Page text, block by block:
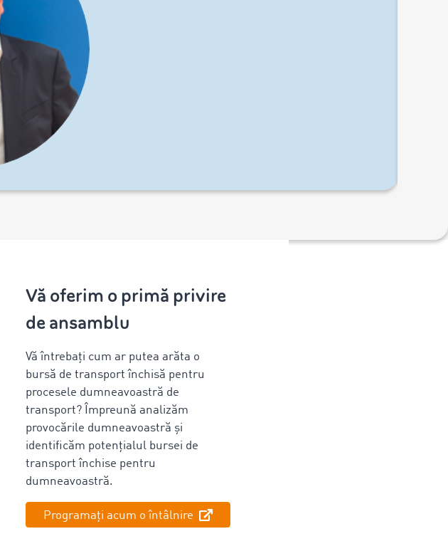
Vă oferim o primă privire
de ansamblu
Vă întrebați cum ar putea arăta o
bursă de transport închisă pentru
procesele dumneavoastră de
transport? Împreună analizăm
provocările dumneavoastră și
identificăm potențialul bursei de
transport închise pentru
dumneavoastră.
Programați acum o întâlnire